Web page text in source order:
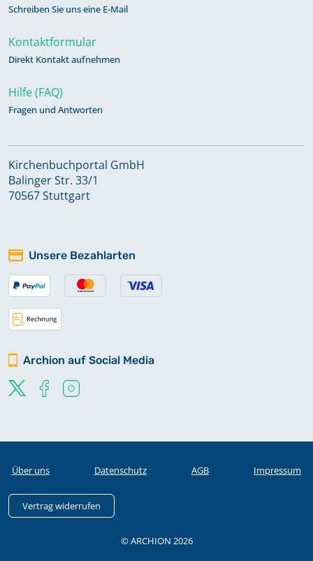
Schreiben Sie uns eine E-Mail
Kontaktformular
Direkt Kontakt aufnehmen
Hilfe (FAQ)
Fragen und Antworten
Kirchenbuchportal GmbH
Balinger Str. 33/1
70567 Stuttgart
Unsere Bezahlarten
Archion auf Social Media
Über uns Datenschutz AGB Impressum
Vertrag widerrufen
© ARCHION 2026